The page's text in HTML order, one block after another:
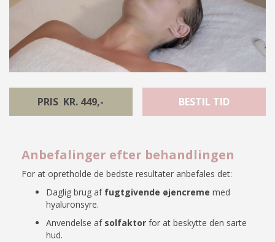
PRIS KR. 449,- BESTIL TID
Anbefalinger efter behandlingen
For at opretholde de bedste resultater anbefales det:
Daglig brug af fugtgivende øjencreme med
hyaluronsyre.
Anvendelse af solfaktor for at beskytte den sarte
hud.